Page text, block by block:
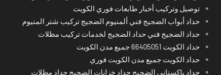
توصيل وتركيب أخبار طابعات فوري الكويت
حداد أبواب الضجيج فني ألمنيوم الضجيج تركيب شتر المنيوم
حداد الضجيج فني حداد الضجيج لخدمات تركيب مظلات
حداد الكويت 66405051 جميع مدن الكويت
حداد الكويت جميع مدن الكويت فوري
حداد باكستاني الضجيج حداد خزانات الضجيج حداد مظلات